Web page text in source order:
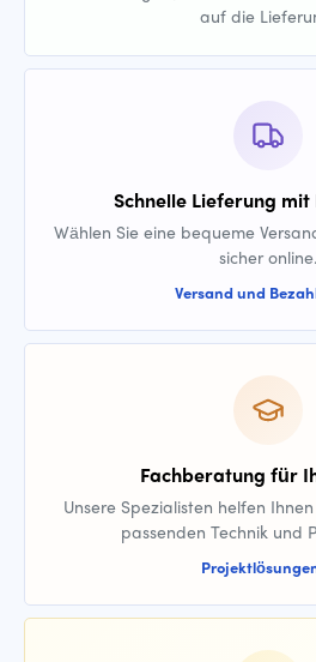
auf die
Schnelle Lieferung mit
Wählen Sie eine bequeme
sicher online.
Versand und
Fachberatung für
Unsere Spezialisten helfen
passenden Technik und